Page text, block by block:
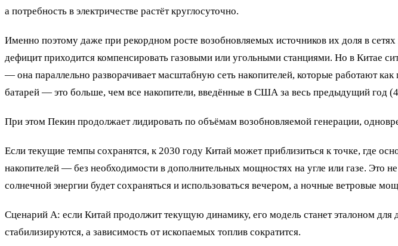
а потребность в электричестве растёт круглосуточно.
Именно поэтому даже при рекордном росте возобновляемых источников их доля в
дефицит приходится компенсировать газовыми или угольными станциями. Но в Китае
— она параллельно разворачивает масштабную сеть накопителей, которые работают
батарей — это больше, чем все накопители, введённые в США за весь предыдущий год
При этом Пекин продолжает лидировать по объёмам возобновляемой генерации,
Если текущие темпы сохранятся, к 2030 году Китай может приблизиться к точке, где
накопителей — без необходимости в дополнительных мощностях на угле или газе. Это
солнечной энергии будет сохраняться и использоваться вечером, а ночные ветровые
Сценарий А: если Китай продолжит текущую динамику, его модель станет эталоном для
стабилизируются, а зависимость от ископаемых топлив сократится.